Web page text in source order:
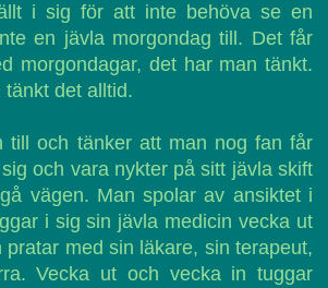
i sig för att inte behöva se en
en jävla morgondag till. Det får
morgondagar, det har man tänkt.
tänkt det alltid.
till och tänker att man nog fan får
och vara nykter på sitt jävla skift
vägen. Man spolar av ansiktet i
i sig sin jävla medicin vecka ut
pratar med sin läkare, sin terapeut,
Vecka ut och vecka in tuggar